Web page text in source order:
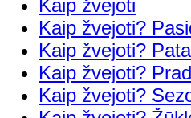
Kaip žvejoti
Kaip žvejoti?
Kaip žvejoti?
Kaip žvejoti?
Kaip žvejoti?